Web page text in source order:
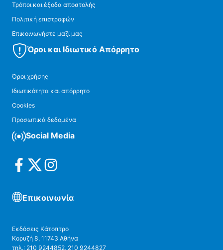
Τρόποι και έξοδα αποστολής
Πολιτική επιστροφών
Επικοινωνήστε μαζί μας
Όροι και Ιδιωτικό Απόρρητο
Όροι χρήσης
Ιδιωτικότητα και απόρρητο
Cookies
Προσωπικά δεδομένα
Social Media
Επικοινωνία
Εκδόσεις Κάτοπτρο
Κορυζή 8, 11743 Αθήνα
τηλ.: 210 9244852, 210 9244827